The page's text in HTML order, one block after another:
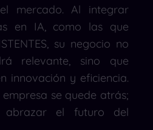
mercado. Al integrar
en IA, como las que
su negocio no
relevante, sino que
innovación y eficiencia.
se quede atrás;
abrazar el futuro del